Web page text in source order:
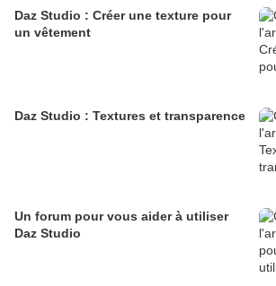
Daz Studio : Créer une texture pour
un vêtement
Daz Studio : Textures et transparence
Un forum pour vous aider à utiliser
Daz Studio